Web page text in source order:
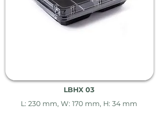
LBHX 03
L: 230 mm, W: 170 mm, H: 34 mm